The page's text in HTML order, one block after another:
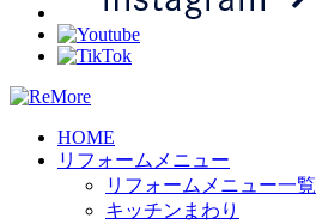
HOME
リフォームメニュー
リフォームメニュー一覧
キッチンまわり